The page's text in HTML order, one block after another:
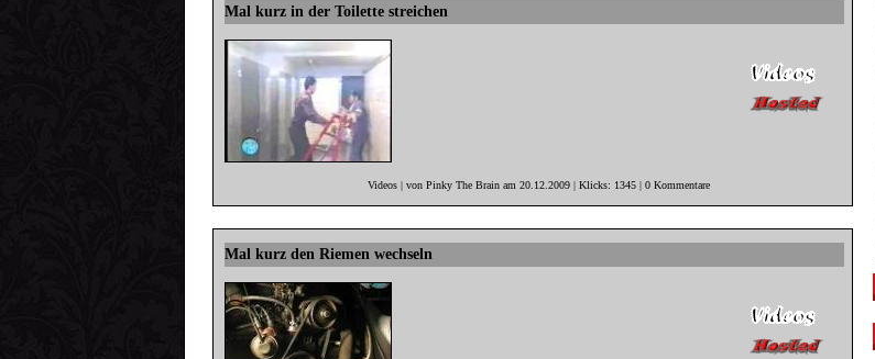
Mal kurz in der Toilette streichen
Videos | von Pinky The Brain am 20.12.2009 | Klicks: 1345 | 0 Kommentare
Mal kurz den Riemen wechseln